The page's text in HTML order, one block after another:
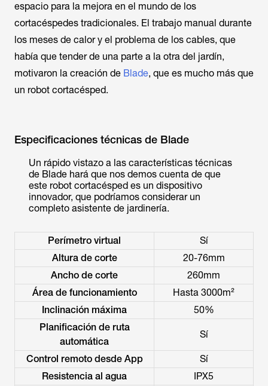
espacio para la mejora en el mundo de los
cortacéspedes tradicionales. El trabajo manual durante
los meses de calor y el problema de los cables, que
había que tender de una parte a la otra del jardín,
motivaron la creación de Blade, que es mucho más que
un robot cortacésped.
Especificaciones técnicas de Blade
Un rápido vistazo a las características técnicas
de Blade hará que nos demos cuenta de que
este robot cortacésped es un dispositivo
innovador, que podríamos considerar un
completo asistente de jardinería.
Perímetro virtual
Sí
Altura de corte
20-76mm
Ancho de corte
260mm
Área de funcionamiento
Hasta 3000m²
Inclinación máxima
50%
Planificación de ruta
automática
Sí
Control remoto desde App
Sí
Resistencia al agua
IPX5